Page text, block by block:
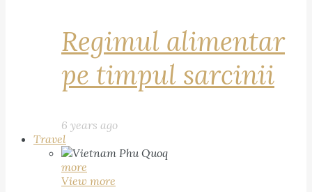
Regimul alimentar
pe timpul sarcinii
6 years ago
Travel
more
View more